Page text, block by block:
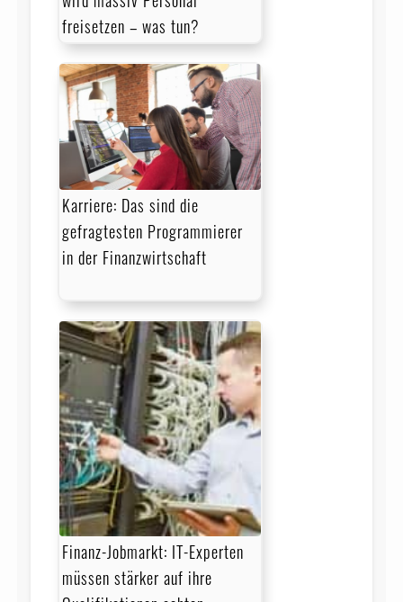
freisetzen – was tun?
Karriere: Das sind die
gefragtesten Programmierer
in der Finanzwirtschaft
Finanz-Jobmarkt: IT-Experten
müssen stärker auf ihre